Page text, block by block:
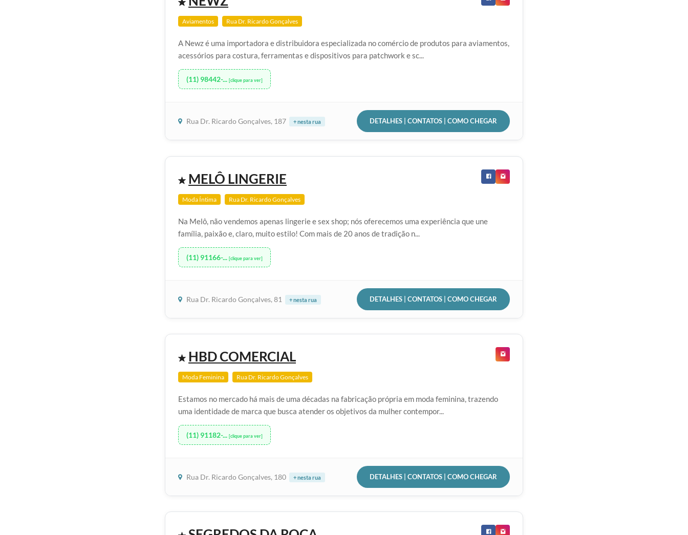
Aviamentos Rua Dr. Ricardo Gonçalves
A Newz é uma importadora e distribuidora especializada no comércio de produtos para aviamentos,
acessórios para costura, ferramentas e dispositivos para patchwork e sc...
(11) 98442-... [clique para ver]
Rua Dr. Ricardo Gonçalves, 187 + nesta rua DETALHES | CONTATOS | COMO CHEGAR
MELÔ LINGERIE
Moda Íntima Rua Dr. Ricardo Gonçalves
Na Melô, não vendemos apenas lingerie e sex shop; nós oferecemos uma experiência que une
família, paixão e, claro, muito estilo! Com mais de 20 anos de tradição n...
(11) 91166-... [clique para ver]
Rua Dr. Ricardo Gonçalves, 81 + nesta rua DETALHES | CONTATOS | COMO CHEGAR
HBD COMERCIAL
Moda Feminina Rua Dr. Ricardo Gonçalves
Estamos no mercado há mais de uma décadas na fabricação própria em moda feminina, trazendo
uma identidade de marca que busca atender os objetivos da mulher contempor...
(11) 91182-... [clique para ver]
Rua Dr. Ricardo Gonçalves, 180 + nesta rua DETALHES | CONTATOS | COMO CHEGAR